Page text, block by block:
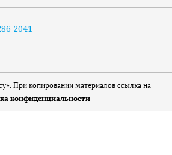
2041
При копировании материалов ссылка на
конфиденциальности